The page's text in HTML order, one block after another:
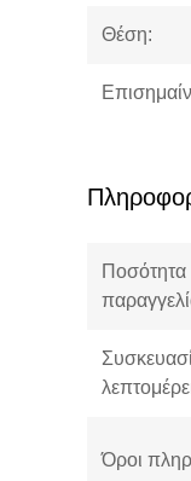
Θέση:
Ποσότητα
Όροι